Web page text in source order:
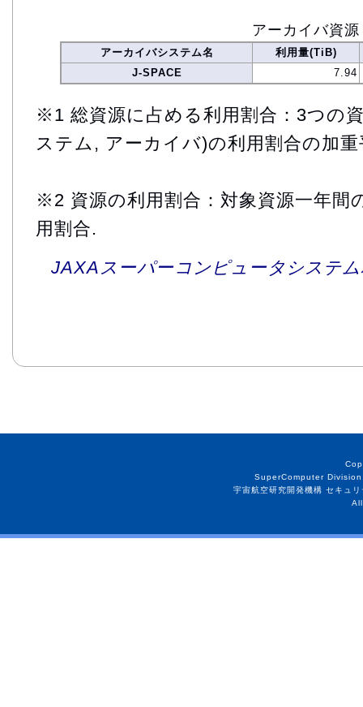
アーカイバ資源
アーカイバシステム名
利用量(TiB)
J-SPACE
7.94
※1 総資源に占める利用割合：3つの
ステム, アーカイバ)の利用割合の加重
※2 資源の利用割合：対象資源一年間
用割合.
JAXAスーパーコンピュータシステ
SuperComputer
宇宙航空研究開発機構 セキュ